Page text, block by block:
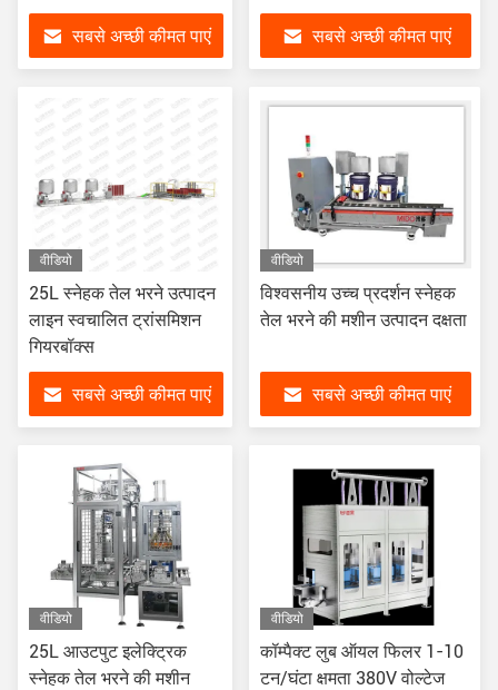
ग्रेन्युलेटर के लिए
सबसे अच्छी कीमत पाएं सबसे अच्छी कीमत पाएं
वीडियो
25L स्नेहक तेल भरने उत्पादन
लाइन स्वचालित ट्रांसमिशन
गियरबॉक्स
सबसे अच्छी कीमत पाएं
वीडियो
विश्वसनीय उच्च प्रदर्शन स्नेहक
तेल भरने की मशीन उत्पादन दक्षता
सबसे अच्छी कीमत पाएं
वीडियो
25L आउटपुट इलेक्ट्रिक
स्नेहक तेल भरने की मशीन
वीडियो
कॉम्पैक्ट लुब ऑयल फिलर 1-10
टन/घंटा क्षमता 380V वोल्टेज